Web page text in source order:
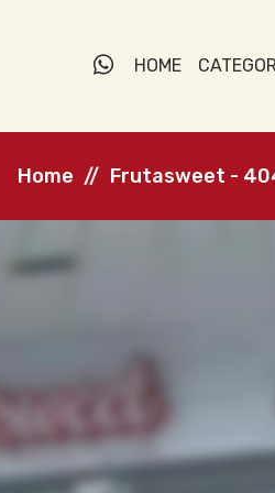
HOME
Home Frutasweet -